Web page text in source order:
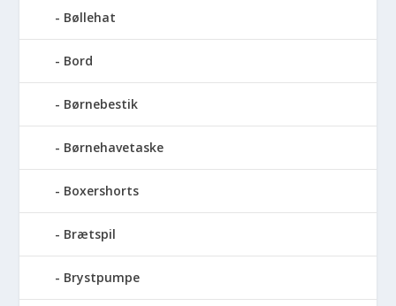
Bøllehat
Bord
Børnebestik
Børnehavetaske
Boxershorts
Brætspil
Brystpumpe